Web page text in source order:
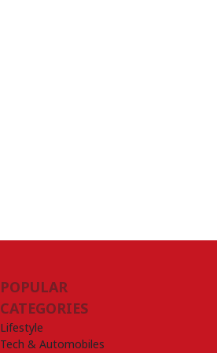
POPULAR
CATEGORIES
Lifestyle
Tech & Automobiles